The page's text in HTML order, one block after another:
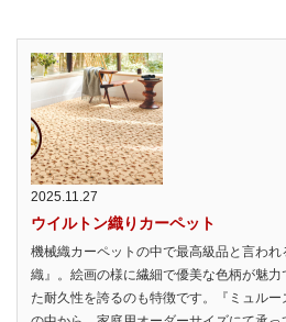
2025.11.27
ウイルトン織りカーペット
機械織カーペットの中で最高級品と言わ
織』。絵画の様に繊細で優美な色柄が魅
た耐久性を誇るのも特徴です。『ミュル